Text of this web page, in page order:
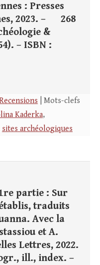
: Presses
2023. – 268
&
– ISBN :
| Mots-clefs
Kaderka,
sites archéologiques
partie : Sur
traduits
Avec la
et A.
Lettres, 2022.
ill., index. –